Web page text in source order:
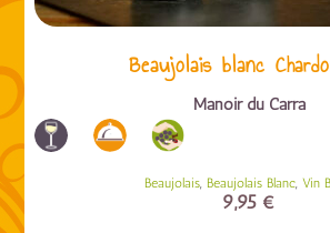
Beaujolais blanc
Manoir du Carra
Beaujolais, Beaujolais Blanc, Vin
9,95 €